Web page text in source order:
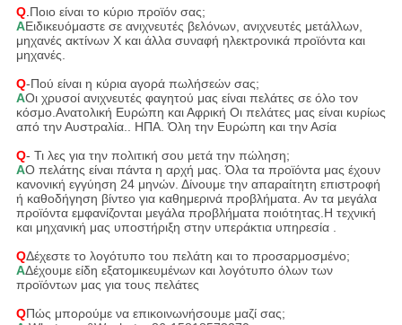
Q.Ποιο είναι το κύριο προϊόν σας;
ΑΕιδικευόμαστε σε ανιχνευτές βελόνων, ανιχνευτές μετάλλων,
μηχανές ακτίνων Χ και άλλα συναφή ηλεκτρονικά προϊόντα και
μηχανές.
Q-Πού είναι η κύρια αγορά πωλήσεών σας;
ΑΟι χρυσοί ανιχνευτές φαγητού μας είναι πελάτες σε όλο τον
κόσμο.Ανατολική Ευρώπη και Αφρική Οι πελάτες μας είναι κυρίως
από την Αυστραλία.. ΗΠΑ. Όλη την Ευρώπη και την Ασία
Q- Τι λες για την πολιτική σου μετά την πώληση;
ΑΟ πελάτης είναι πάντα η αρχή μας. Όλα τα προϊόντα μας έχουν
κανονική εγγύηση 24 μηνών. Δίνουμε την απαραίτητη επιστροφή
ή καθοδήγηση βίντεο για καθημερινά προβλήματα. Αν τα μεγάλα
προϊόντα εμφανίζονται μεγάλα προβλήματα ποιότητας.Η τεχνική
και μηχανική μας υποστήριξη στην υπεράκτια υπηρεσία .
QΔέχεστε το λογότυπο του πελάτη και το προσαρμοσμένο;
ΑΔέχουμε είδη εξατομικευμένων και λογότυπο όλων των
προϊόντων μας για τους πελάτες
QΠώς μπορούμε να επικοινωνήσουμε μαζί σας;